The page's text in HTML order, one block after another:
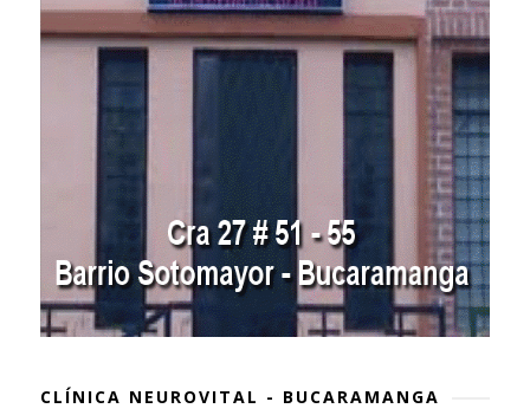
CLÍNICA NEUROVITAL - BUCARAMANGA